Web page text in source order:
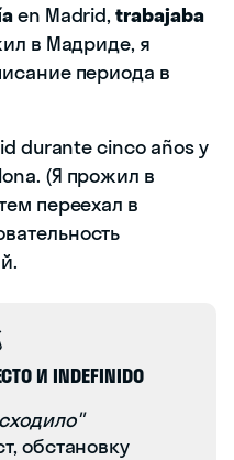
en Madrid,trabajaba
в Мадриде, я
периода в
durante cinco años y
(Я прожил в
переехал в
И INDEFINIDO
обстановку